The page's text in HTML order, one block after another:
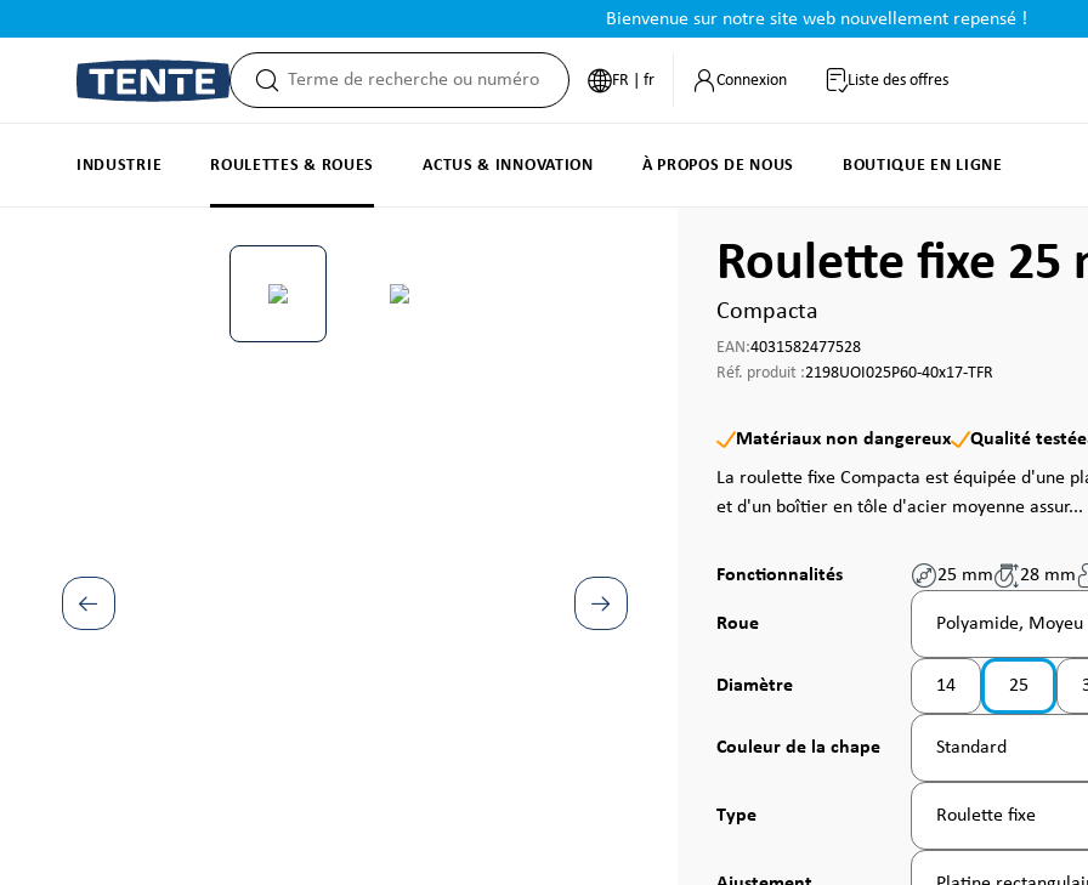
Bienvenue sur notre site web nouvellement repensé !
FR | fr Connexion Liste des offres
INDUSTRIE ROULETTES & ROUES ACTUS & INNOVATION À PROPOS DE NOUS BOUTIQUE EN LIGNE
Ignorer la galerie d'images Roulette fixe 25
Compacta
EAN:4031582477528
Réf. produit :2198UOI025P60-40x17-TFR
Matériaux non dangereux
Qualité testée
La roulette fixe Compacta est équipée d'une
et d'un boîtier en tôle d'acier moyenne assur...
Fonctionnalités 25 mm 28 mm
Sélectionnez
Roue Polyamide,
Sélectionnez
Diamètre 14
(Cette option n'est
25
Sélectionnez
Couleur de la chape Standard
Sélectionnez
Type Roulette fixe